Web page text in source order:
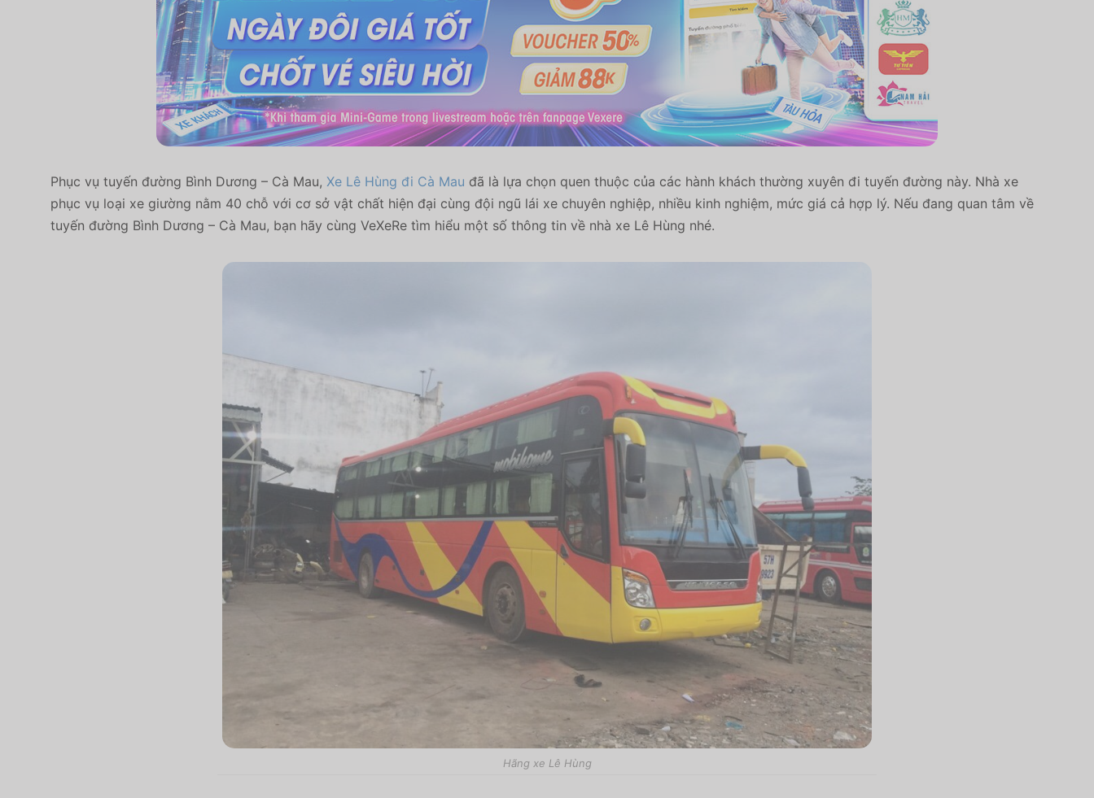
Phục vụ tuyến đường Bình Dương – Cà Mau, Xe Lê Hùng đi Cà Mau đã là lựa chọn quen thuộc của các hành khách thường xuyên đi tuyến đường này. Nhà xe
phục vụ loại xe giường nằm 40 chỗ với cơ sở vật chất hiện đại cùng đội ngũ lái xe chuyên nghiệp, nhiều kinh nghiệm, mức giá cả hợp lý. Nếu đang quan tâm về
tuyến đường Bình Dương – Cà Mau, bạn hãy cùng VeXeRe tìm hiểu một số thông tin về nhà xe Lê Hùng nhé.
Hãng xe Lê Hùng